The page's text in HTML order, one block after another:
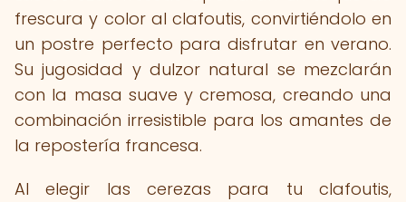
frescura y color al clafoutis, convirtiéndolo en
un postre perfecto para disfrutar en verano.
Su jugosidad y dulzor natural se mezclarán
con la masa suave y cremosa, creando una
combinación irresistible para los amantes de
la repostería francesa.
Al elegir las cerezas para tu clafoutis,